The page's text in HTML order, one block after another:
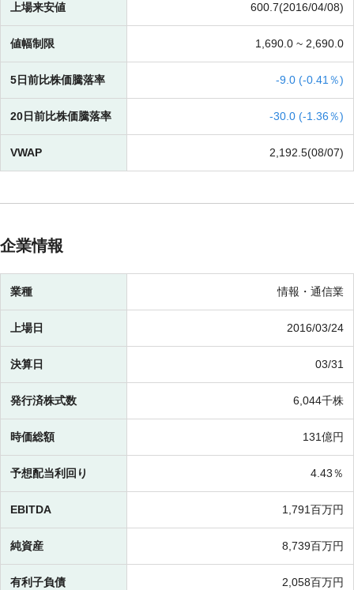
上場来安値 600.7(2016/04/08)
値幅制限 1,690.0 ~ 2,690.0
5日前比株価騰落率 -9.0 (-0.41％)
20日前比株価騰落率 -30.0 (-1.36％)
VWAP 2,192.5(08/07)
企業情報
業種 情報・通信業
上場日 2016/03/24
決算日 03/31
発行済株式数 6,044千株
時価総額 131億円
予想配当利回り 4.43％
EBITDA 1,791百万円
純資産 8,739百万円
有利子負債 2,058百万円